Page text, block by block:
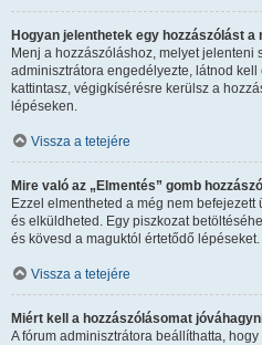
Hogyan jelenthetek egy hozzászólást
Menj a hozzászóláshoz, melyet jelenteni
adminisztrátora engedélyezte, látnod
kattintasz, végigkísérésre kerülsz a
lépéseken.
Vissza a tetejére
Mire való az „Elmentés” gomb
Ezzel elmentheted a még nem
és elküldheted. Egy piszkozat
és kövesd a maguktól értetődő lépéseket.
Vissza a tetejére
Miért kell a hozzászólásomat
A fórum adminisztrátora beállíthatta,